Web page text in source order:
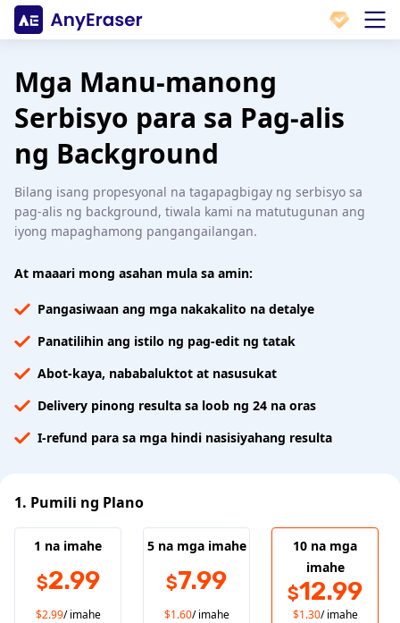
Mga Manu-manong
Serbisyo para sa Pag-alis
ng Background
Bilang isang propesyonal na tagapagbigay ng serbisyo sa
pag-alis ng background, tiwala kami na matutugunan ang
iyong mapaghamong pangangailangan.
At maaari mong asahan mula sa amin:
Pangasiwaan ang mga nakakalito na detalye
Panatilihin ang istilo ng pag-edit ng tatak
Abot-kaya, nababaluktot at nasusukat
Delivery pinong resulta sa loob ng 24 na oras
I-refund para sa mga hindi nasisiyahang resulta
1. Pumili ng Plano
1 na imahe
$2.99
$2.99/ imahe
5 na mga imahe
$7.99
$1.60/ imahe
10 na mga
imahe
$12.99
$1.30/ imahe